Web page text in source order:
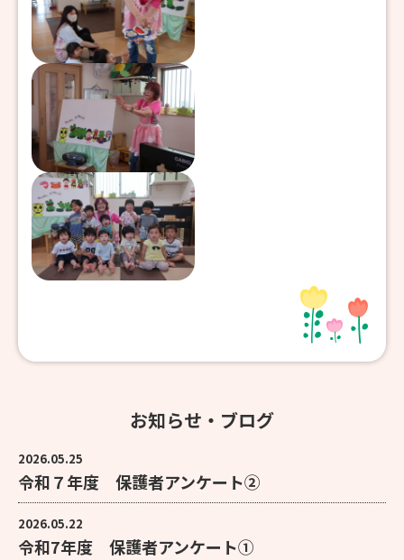
お知らせ・ブログ
2026.05.25
令和７年度 保護者アンケート②
2026.05.22
令和7年度 保護者アンケート①